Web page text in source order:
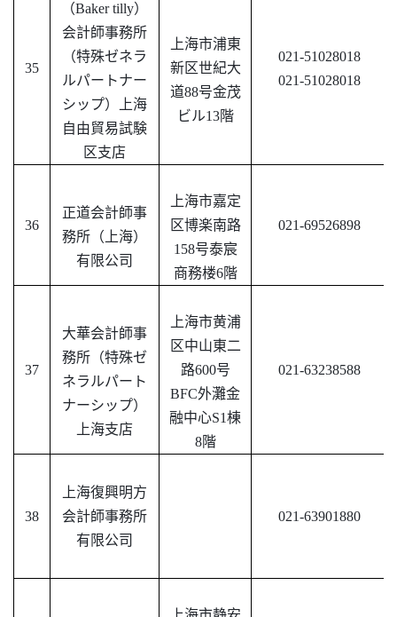
35
（Baker tilly）
会計師事務所
（特殊ゼネラ
ルパートナー
シップ）上海
自由貿易試験
区支店
上海市浦東
新区世紀大
道88号金茂
ビル13階
021-51028018
021-51028018
36
正道会計師事
務所（上海）
有限公司
上海市嘉定
区博楽南路
158号泰宸
商務楼6階
021-69526898
37
大華会計師事
務所（特殊ゼ
ネラルパート
ナーシップ）
上海支店
上海市黄浦
区中山東二
路600号
BFC外灘金
融中心S1棟
8階
021-63238588
38
上海復興明方
会計師事務所
有限公司
021-63901880